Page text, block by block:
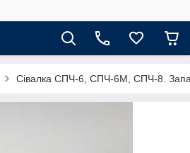
Сівалка СПЧ-6, СПЧ-6М, СПЧ-8.